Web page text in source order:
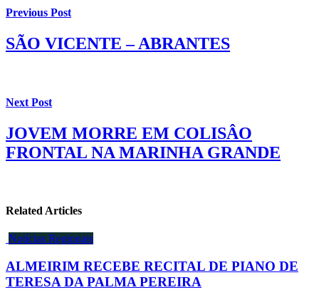
Previous Post
SÃO VICENTE – ABRANTES
Next Post
JOVEM MORRE EM COLISÂO
FRONTAL NA MARINHA GRANDE
Related Articles
Notícias Regionais
ALMEIRIM RECEBE RECITAL DE PIANO DE
TERESA DA PALMA PEREIRA